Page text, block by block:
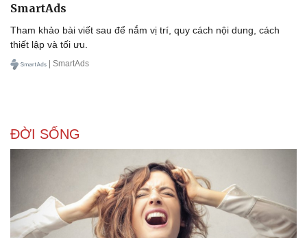
SmartAds
Tham khảo bài viết sau để nắm vị trí, quy cách nội dung, cách
thiết lập và tối ưu.
| SmartAds
ĐỜI SỐNG